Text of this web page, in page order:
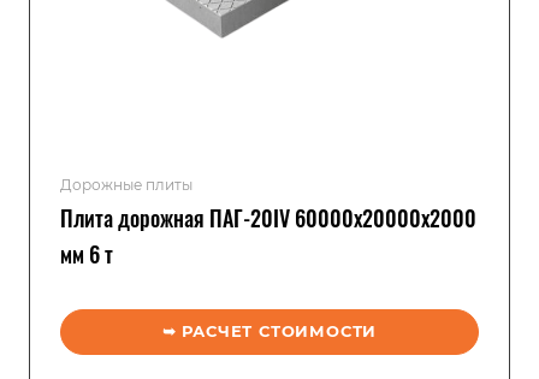
Дорожные плиты
Плита дорожная ПАГ-20IV 60000x20000x2000
мм 6 т
➥ РАСЧЕТ СТОИМОСТИ